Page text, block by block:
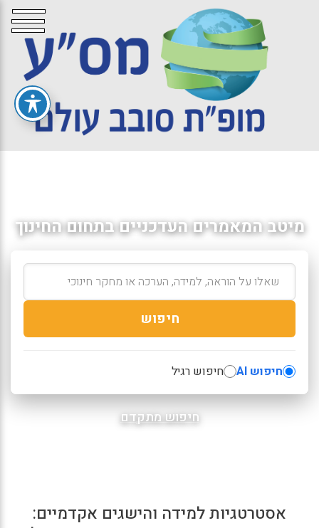
מיטב המאמרים העדכניים בתחום החינוך
חיפוש
חיפוש AI חיפוש רגיל
חיפוש מתקדם
אסטרטגיות למידה והישגים אקדמיים: